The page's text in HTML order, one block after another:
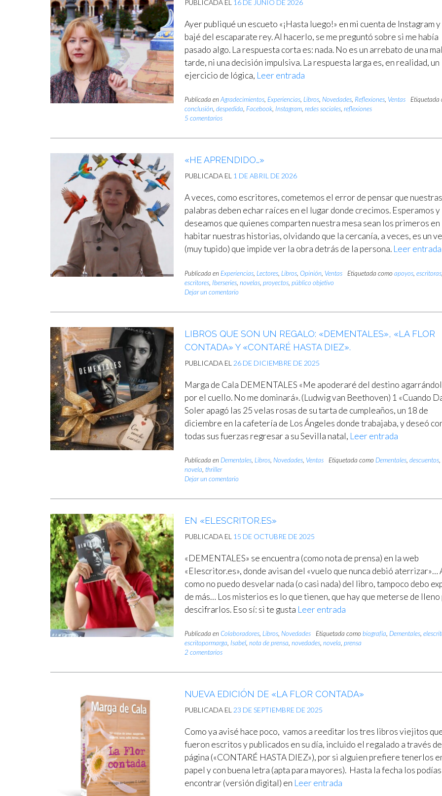
PUBLICADA EL 16 DE JUNIO DE 2026
Ayer publiqué un escueto «¡Hasta luego!» en mi cuenta de Instagram y
bajé del escaparate rey. Al hacerlo, se me preguntó sobre si me había
pasado algo. La respuesta corta es: nada. No es un arrebato de una
tarde, ni una decisión impulsiva. La respuesta larga es, en realidad, un
ejercicio de lógica, Leer entrada
Publicada enAgradecimientos, Experiencias, Libros, Novedades, Reflexiones, Ventas
Etiquetada
conclusión,despedida, Facebook, Instagram,redes sociales,reflexiones
5 comentarios
«HE APRENDIDO…»
PUBLICADA EL 1 DE ABRIL DE 2026
A veces, como escritores, cometemos el error de pensar que nuestras
palabras deben echar raíces en el lugar donde crecimos. Esperamos y
deseamos que quienes comparten nuestra mesa sean los primeros en
habitar nuestras historias, olvidando que la cercanía, a veces, es un
(muy tupido) que impide ver la obra detrás de la persona. Leer entrada
Publicada en Experiencias Lectores Libros ,Opinión Ventas Etiquetada comoapoyos ,escritoras
escritores Iberseries ,novelas ,proyectos ,público objetivo
Dejar un comentario
LIBROS QUE SON UN REGALO: «DEMENTALES», «LA FLOR
CONTADA» Y «CONTARÉ HASTA DIEZ».
PUBLICADA EL 26 DE DICIEMBRE DE 2025
Marga de Cala DEMENTALES «Me apoderaré del destino
por el cuello. No me dominará». (Ludwig van Beethoven) 1 «Cuando
Soler apagó las 25 velas rosas de su tarta de cumpleaños, un 18 de
diciembre en la cafetería de Los Ángeles donde trabajaba, y deseó
todas sus fuerzas regresar a su Sevilla natal, Leer entrada
Publicada en Dementales Libros Novedades Ventas Etiquetada como Dementales ,descuentos
novela ,thriller
Dejar un comentario
EN «ELESCRITOR.ES»
PUBLICADA EL 15 DE OCTUBRE DE 2025
«DEMENTALES» se encuentra (como nota de prensa) en la web
«Elescritor.es», donde avisan del «vuelo que nunca debió aterrizar»…
como no puedo desvelar nada (o casi nada) del libro, tampoco debo
de más… Los misterios es lo que tienen, que hay que meterse de lleno
descifrarlos. Eso sí: si te gusta Leer entrada
Publicada enColaboradores Libros Novedades Etiquetada comobiografía Dementales ,
escritopormarga Isabel ,nota de prensa ,novedades ,novela ,prensa
2 comentarios
NUEVA EDICIÓN DE «LA FLOR CONTADA»
PUBLICADA EL 23 DE SEPTIEMBRE DE 2025
Como ya avisé hace poco, vamos a reeditar los tres libros viejitos
fueron escritos y publicados en su día, incluido el regalado a través
página («CONTARÉ HASTA DIEZ»), por si alguien prefiere tenerlos
papel y con buena letra (apta para mayores). Hasta la fecha los podías
encontrar (versión digital) en Leer entrada